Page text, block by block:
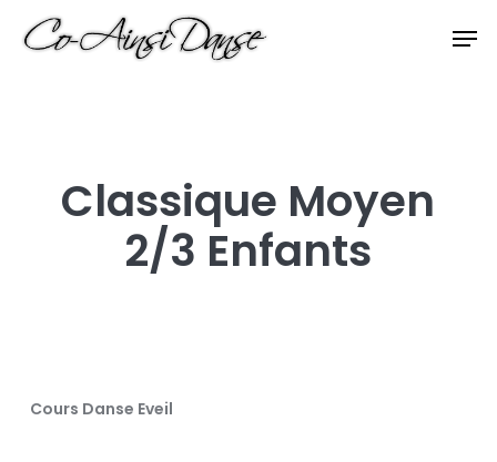
Classique Moyen
2/3 Enfants
Cours Danse Eveil